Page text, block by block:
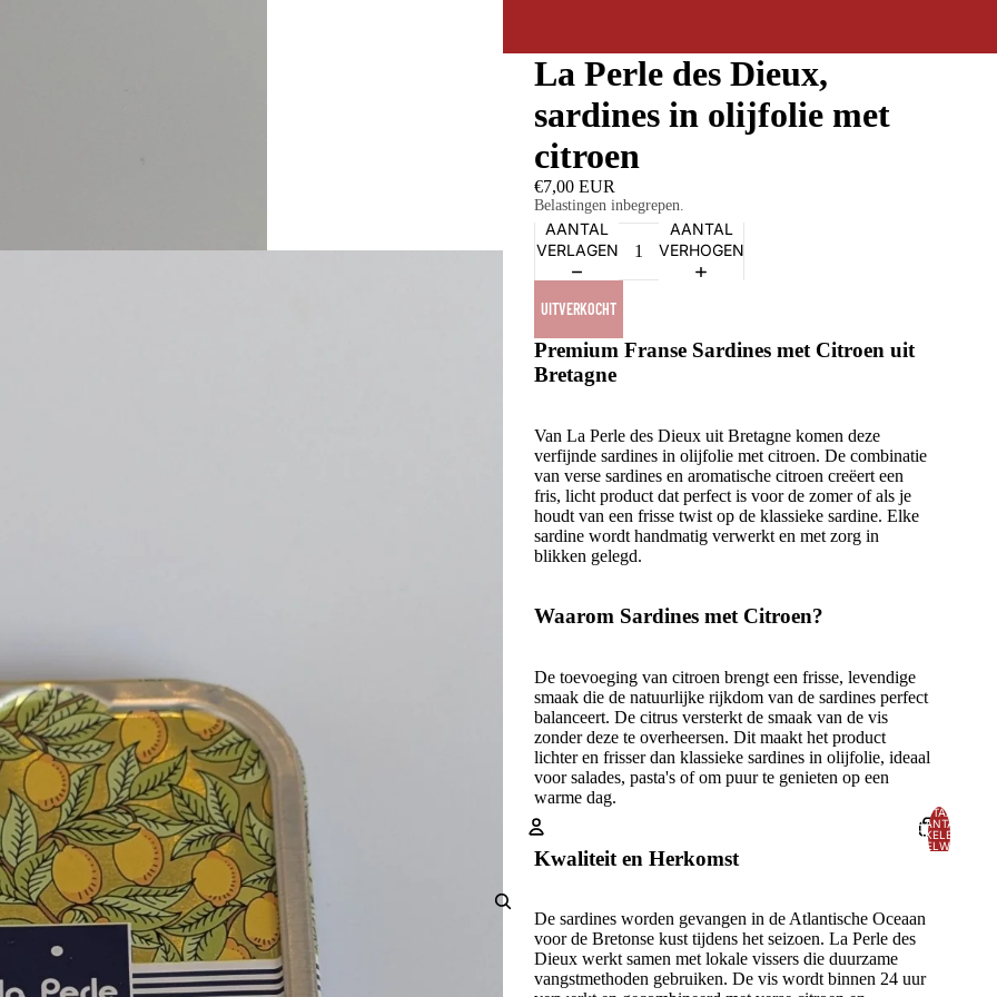
ANDERE INLOGOPTIES
Bestellingen
Profiel
TOTAAL
AANTAL
ARTIKELEN IN
WINKELWAGEN:
La Perle des Dieux,
sardines in olijfolie met
citroen
€7,00 EUR
Belastingen inbegrepen.
AANTAL
VERLAGEN
AANTAL
VERHOGEN
UITVERKOCHT
Premium Franse Sardines met Citroen uit
Bretagne
Van La Perle des Dieux uit Bretagne komen deze
verfijnde sardines in olijfolie met citroen. De combinatie
van verse sardines en aromatische citroen creëert een
fris, licht product dat perfect is voor de zomer of als je
houdt van een frisse twist op de klassieke sardine. Elke
sardine wordt handmatig verwerkt en met zorg in
blikken gelegd.
Waarom Sardines met Citroen?
De toevoeging van citroen brengt een frisse, levendige
smaak die de natuurlijke rijkdom van de sardines perfect
balanceert. De citrus versterkt de smaak van de vis
zonder deze te overheersen. Dit maakt het product
lichter en frisser dan klassieke sardines in olijfolie, ideaal
voor salades, pasta's of om puur te genieten op een
warme dag.
Kwaliteit en Herkomst
De sardines worden gevangen in de Atlantische Oceaan
voor de Bretonse kust tijdens het seizoen. La Perle des
Dieux werkt samen met lokale vissers die duurzame
vangstmethoden gebruiken. De vis wordt binnen 24 uur